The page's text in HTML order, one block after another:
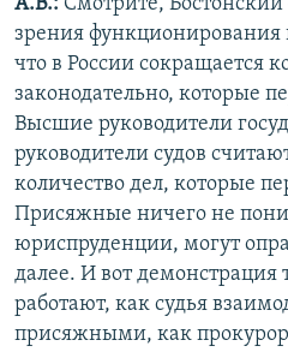
А.В.: Смотрите,
зрения
что в России сокращается
законодательно, которые
Высшие руководители
руководители судов
количество дел, которые
Присяжные ничего не
юриспруденции, могут
далее. И вот демонстрация
работают, как судья
присяжными, как